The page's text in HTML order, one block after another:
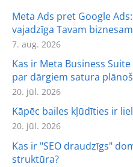
Meta Ads pret Google
vajadzīga Tavam
7. aug. 2026
Kas ir Meta Business
par dārgiem satura
20. jūl. 2026
Kāpēc bailes kļūdīties ir
20. jūl. 2026
Kas ir "SEO draudzīgs"
struktūra?